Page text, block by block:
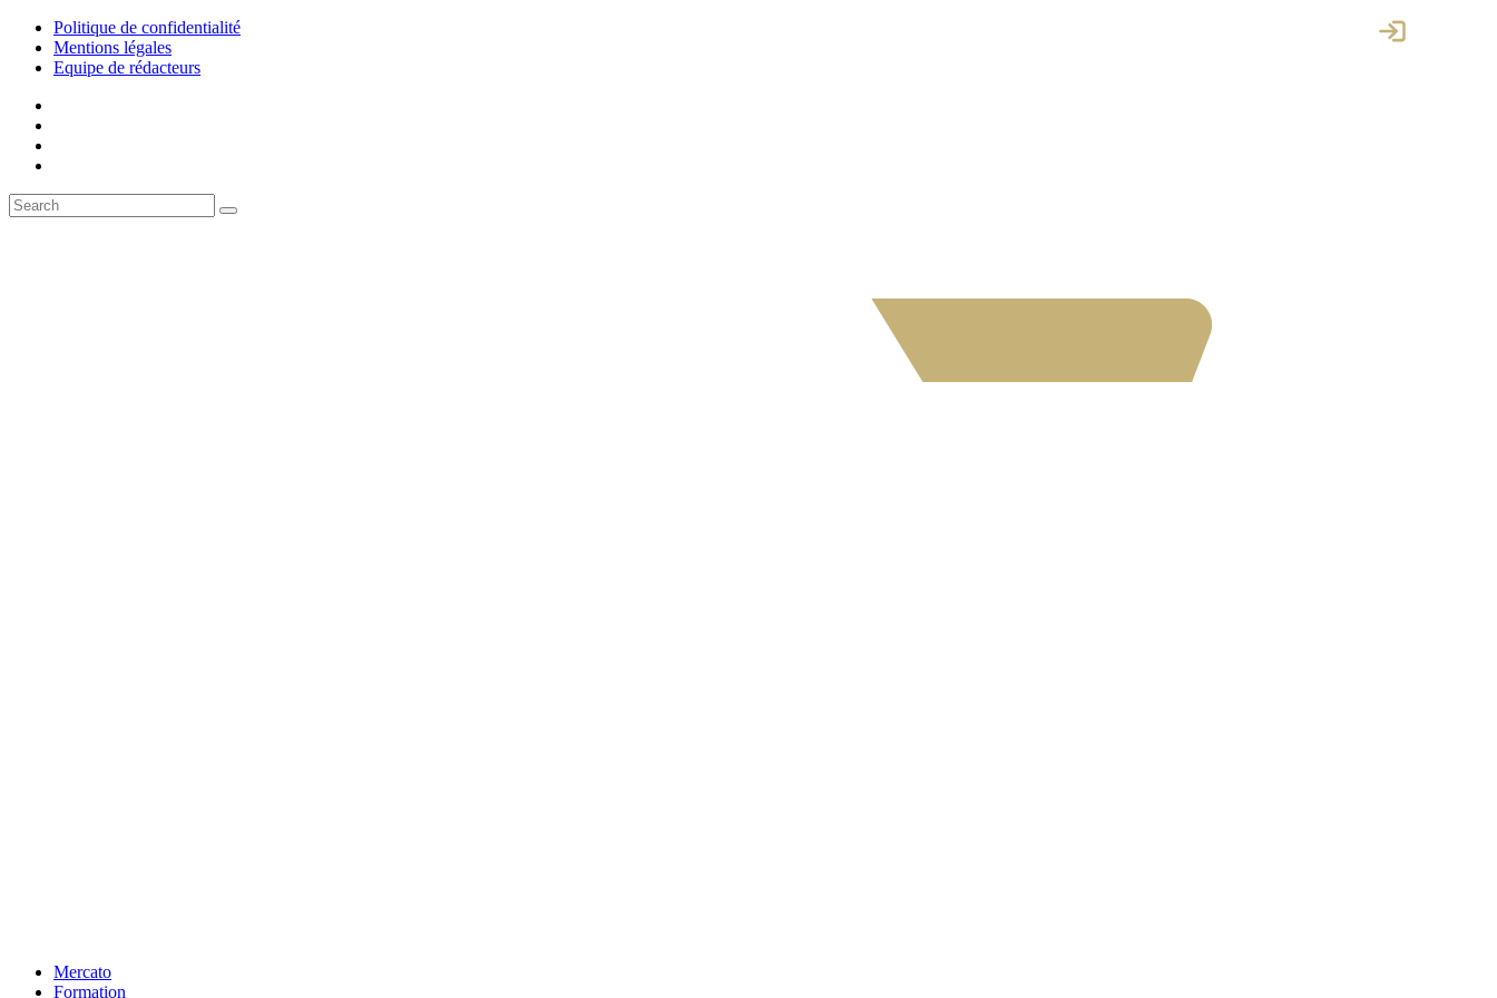
Politique de confidentialité
Mentions légales
Equipe de rédacteurs
Mercato
Formation